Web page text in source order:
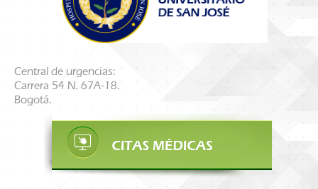
Central de urgencias:
Carrera 54 N. 67A-18.
Bogotá.